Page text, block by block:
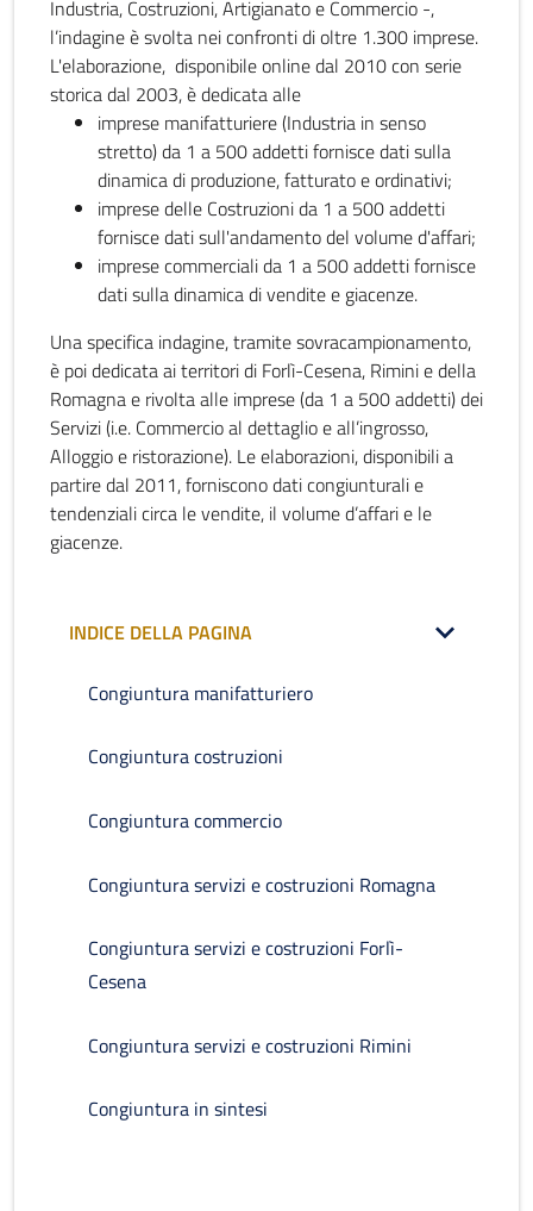
Industria, Costruzioni, Artigianato e Commercio -,
l’indagine è svolta nei confronti di oltre 1.300 imprese.
L'elaborazione, disponibile online dal 2010 con serie
storica dal 2003, è dedicata alle
imprese manifatturiere (Industria in senso
stretto) da 1 a 500 addetti fornisce dati sulla
dinamica di produzione, fatturato e ordinativi;
imprese delle Costruzioni da 1 a 500 addetti
fornisce dati sull'andamento del volume d'affari;
imprese commerciali da 1 a 500 addetti fornisce
dati sulla dinamica di vendite e giacenze.
Una specifica indagine, tramite sovracampionamento,
è poi dedicata ai territori di Forlì-Cesena, Rimini e della
Romagna e rivolta alle imprese (da 1 a 500 addetti) dei
Servizi (i.e. Commercio al dettaglio e all’ingrosso,
Alloggio e ristorazione). Le elaborazioni, disponibili a
partire dal 2011, forniscono dati congiunturali e
tendenziali circa le vendite, il volume d’affari e le
giacenze.
INDICE DELLA PAGINA
Congiuntura manifatturiero
Congiuntura costruzioni
Congiuntura commercio
Congiuntura servizi e costruzioni Romagna
Congiuntura servizi e costruzioni Forlì-
Cesena
Congiuntura servizi e costruzioni Rimini
Congiuntura in sintesi